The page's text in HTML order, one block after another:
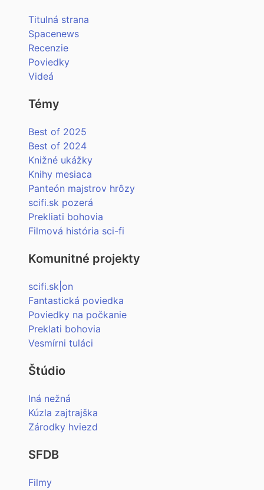
Titulná strana
Spacenews
Recenzie
Poviedky
Videá
Témy
Best of 2025
Best of 2024
Knižné ukážky
Knihy mesiaca
Panteón majstrov hrôzy
scifi.sk pozerá
Prekliati bohovia
Filmová história sci-fi
Komunitné projekty
scifi.sk|on
Fantastická poviedka
Poviedky na počkanie
Preklati bohovia
Vesmírni tuláci
Štúdio
Iná nežná
Kúzla zajtrajška
Zárodky hviezd
SFDB
Filmy